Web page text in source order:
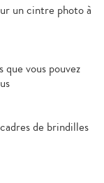
un cintre photo à
vous pouvez
de brindilles